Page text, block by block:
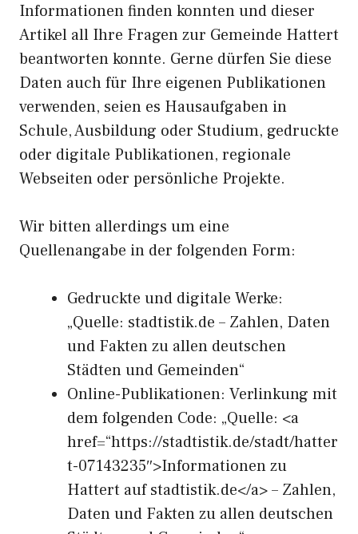
Informationen finden konnten und dieser
Artikel all Ihre Fragen zur Gemeinde Hattert
beantworten konnte. Gerne dürfen Sie diese
Daten auch für Ihre eigenen Publikationen
verwenden, seien es Hausaufgaben in
Schule, Ausbildung oder Studium, gedruckte
oder digitale Publikationen, regionale
Webseiten oder persönliche Projekte.
Wir bitten allerdings um eine
Quellenangabe in der folgenden Form:
Gedruckte und digitale Werke:
„Quelle: stadtistik.de – Zahlen, Daten
und Fakten zu allen deutschen
Städten und Gemeinden“
Online-Publikationen: Verlinkung mit
dem folgenden Code: „Quelle: <a
href=“https://stadtistik.de/stadt/hatter
t-07143235″>Informationen zu
Hattert auf stadtistik.de</a> – Zahlen,
Daten und Fakten zu allen deutschen